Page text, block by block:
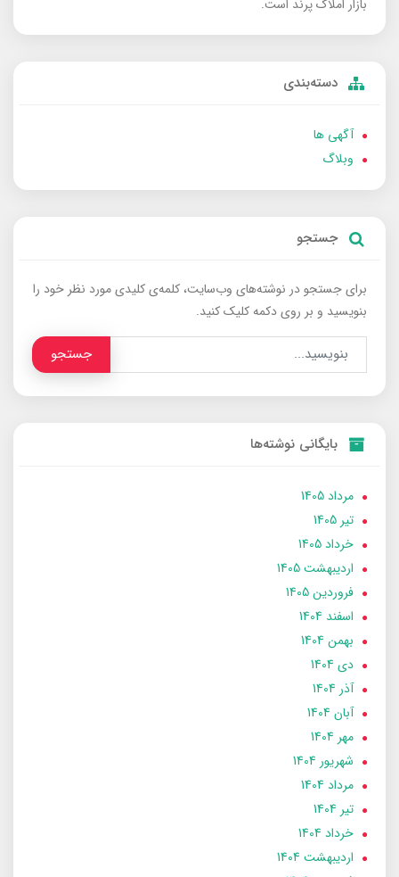
بازار املاک پرند است.
دسته‌بندی
آگهی ها
وبلاگ
جستجو
برای جستجو در نوشته‌های وب‌سایت، کلمه‌ی کلیدی مورد نظر خود را
بنویسید و بر روی دکمه کلیک کنید.
جستجو
بایگانی نوشته‌ها
مرداد 1405
تير 1405
خرداد 1405
ارديبهشت 1405
فروردین 1405
اسفند 1404
بهمن 1404
دی 1404
آذر 1404
آبان 1404
مهر 1404
شهریور 1404
مرداد 1404
تير 1404
خرداد 1404
ارديبهشت 1404